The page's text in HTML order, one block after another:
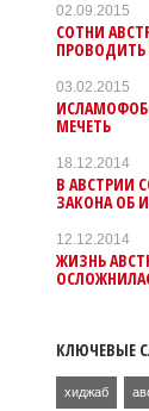
02.09.2015
СОТНИ
ПРОВОДИТЬ
03.02.2015
МЕЧЕТЬ
18.12.2014
В АВСТРИИ
ЗАКОНА ОБ
12.12.2014
ЖИЗНЬ
КЛЮЧЕВЫЕ
хиджаб